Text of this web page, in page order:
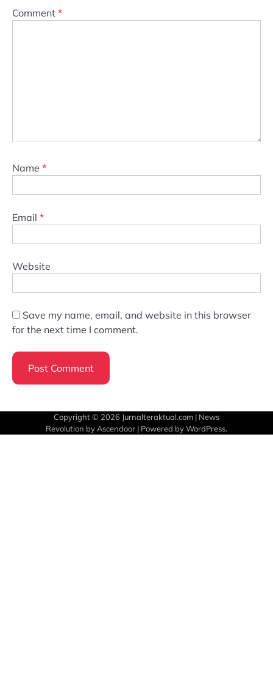
Comment *
Name *
Email *
Website
Save my name, email, and website in this browser
for the next time I comment.
Copyright © 2026 Jurnalteraktual.com | News
Revolution by Ascendoor | Powered byWordPress.